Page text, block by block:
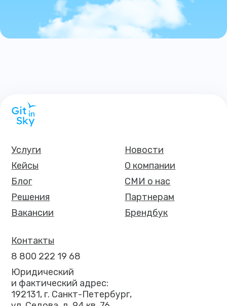
Брендбук
Партнерам
СМИ о нас
О компании
Новости
Вакансии
Решения
Блог
Кейсы
Услуги
Юридический
и фактический адрес:
192131, г. Санкт-Петербург,
8 800 222 19 68
Контакты